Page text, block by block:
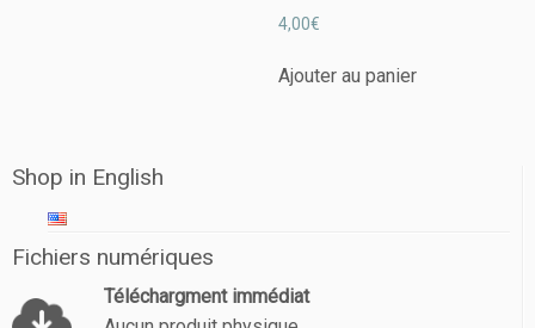
4,00€
Ajouter au panier
Shop in English
Fichiers numériques
Téléchargment immédiat